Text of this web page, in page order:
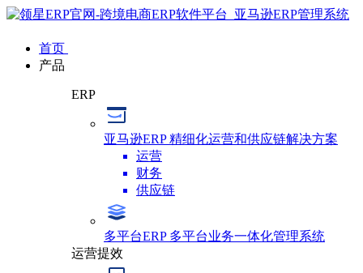
首页
产品
ERP
亚马逊ERP精细化运营和供应链解决方案
运营
财务
供应链
多平台ERP 多平台业务一体化管理系统
运营提效